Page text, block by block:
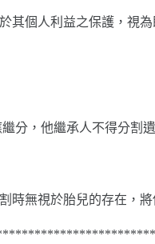
其個人利益之保護，視為
分，他繼承人不得分割
時無視於胎兒的存在，將